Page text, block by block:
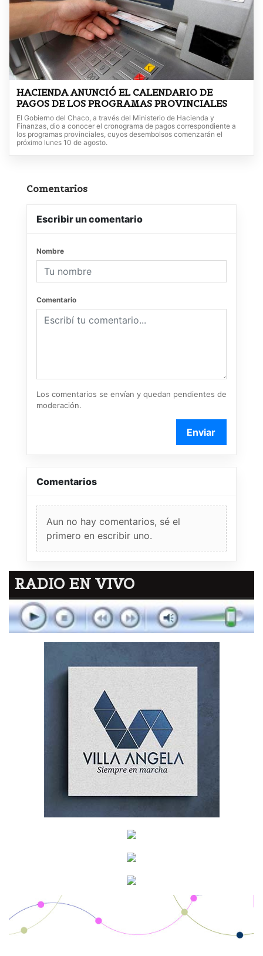
HACIENDA ANUNCIÓ EL CALENDARIO DE
PAGOS DE LOS PROGRAMAS PROVINCIALES
El Gobierno del Chaco, a través del Ministerio de Hacienda y
Finanzas, dio a conocer el cronograma de pagos correspondiente a
los programas provinciales, cuyos desembolsos comenzarán el
próximo lunes 10 de agosto.
Comentarios
Escribir un comentario
Nombre
Comentario
Los comentarios se envían y quedan pendientes de
moderación.
Enviar
Comentarios
Aun no hay comentarios, sé el
primero en escribir uno.
RADIO EN VIVO